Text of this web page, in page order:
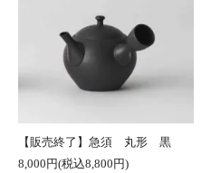
【販売終了】急須 丸形 黒
8,000円(税込8,800円)